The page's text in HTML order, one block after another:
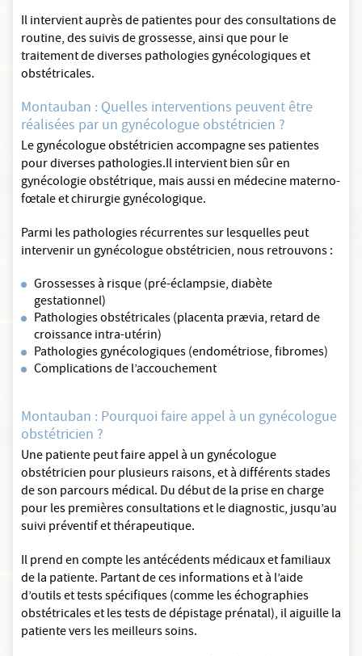
Il intervient auprès de patientes pour des consultations de
routine, des suivis de grossesse, ainsi que pour le
traitement de diverses pathologies gynécologiques et
obstétricales.
Montauban : Quelles interventions peuvent être
réalisées par un gynécologue obstétricien ?
Le gynécologue obstétricien accompagne ses patientes
pour diverses pathologies.Il intervient bien sûr en
gynécologie obstétrique, mais aussi en médecine materno-
fœtale et chirurgie gynécologique.
Parmi les pathologies récurrentes sur lesquelles peut
intervenir un gynécologue obstétricien, nous retrouvons :
Grossesses à risque (pré-éclampsie, diabète
gestationnel)
Pathologies obstétricales (placenta prævia, retard de
croissance intra-utérin)
Pathologies gynécologiques (endométriose, fibromes)
Complications de l’accouchement
Montauban : Pourquoi faire appel à un gynécologue
obstétricien ?
Une patiente peut faire appel à un gynécologue
obstétricien pour plusieurs raisons, et à différents stades
de son parcours médical. Du début de la prise en charge
pour les premières consultations et le diagnostic, jusqu’au
suivi préventif et thérapeutique.
Il prend en compte les antécédents médicaux et familiaux
de la patiente. Partant de ces informations et à l’aide
d’outils et tests spécifiques (comme les échographies
obstétricales et les tests de dépistage prénatal), il aiguille la
patiente vers les meilleurs soins.